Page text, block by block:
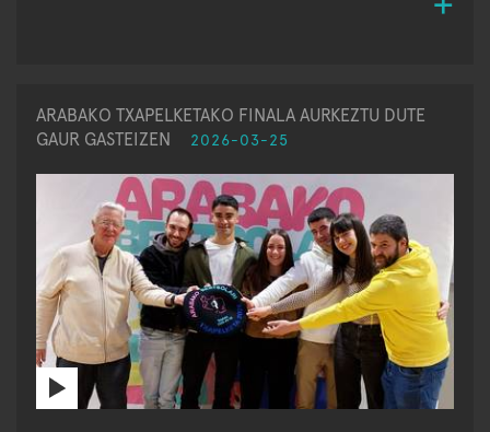
ARABAKO TXAPELKETAKO FINALA AURKEZTU DUTE
GAUR GASTEIZEN
2026-03-25